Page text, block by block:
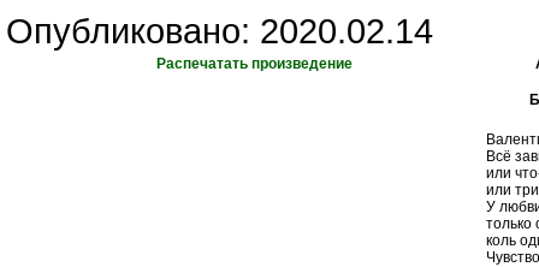
Опубликовано: 2020.02.14
Распечатать произведение
Всё
или
или
У
только
коль